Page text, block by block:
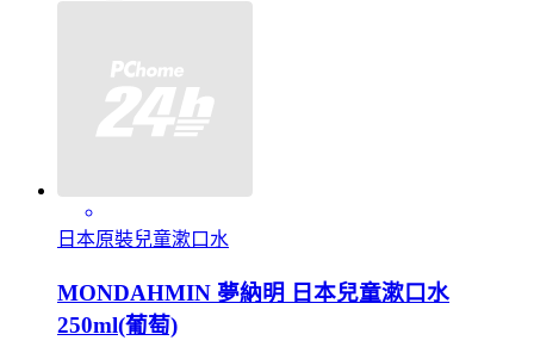
日本原裝兒童漱口水
MONDAHMIN 夢納明 日本兒童漱口水
250ml(葡萄)